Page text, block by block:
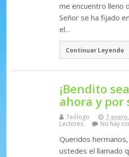
me encuentro lleno
Señor se ha fijado
el…
Continuar Leyendo
¡Bendito
ahora y por
Teólogo 7
Lectores
No hay
Queridos
ustedes el llamado